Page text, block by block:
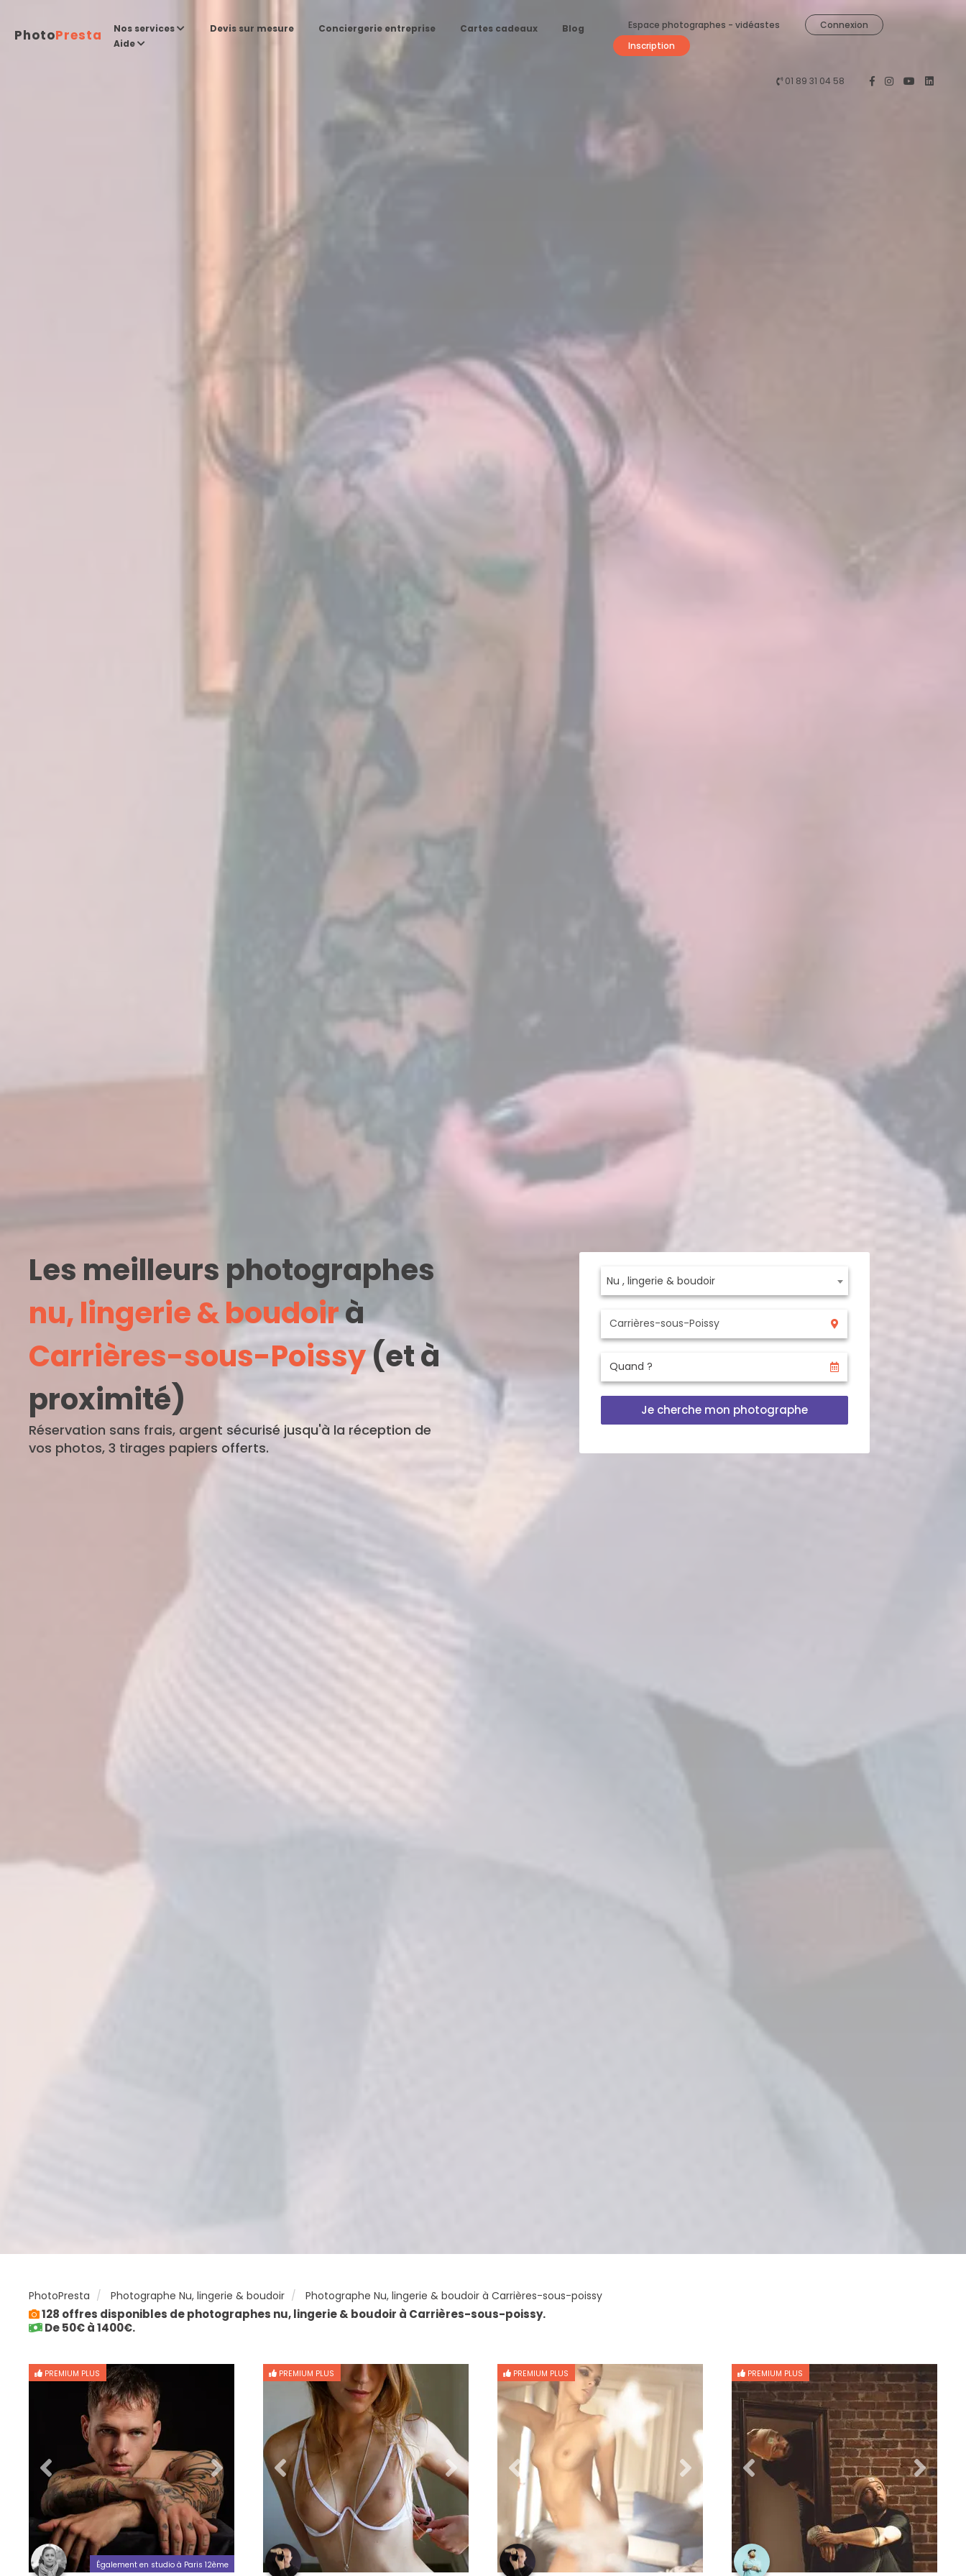
PhotoPresta Nos services Devis sur mesure Conciergerie entreprise Cartes cadeaux
Blog
Aide
Espace photographes - vidéastes
Connexion
Inscription
01 89 31 04 58
Les meilleurs photographes
nu, lingerie & boudoirà
Carrières-sous-Poissy(et à
proximité)
Réservation sans frais, argent sécurisé jusqu'à la réception de
vos photos, 3 tirages papiers offerts.
Nu , lingerie & boudoir
Je cherche mon photographe
PhotoPresta Photographe Nu, lingerie & boudoir Photographe Nu, lingerie & boudoir à Carrières-sous-poissy
128 offres disponibles de photographes nu, lingerie & boudoir à Carrières-sous-poissy.
De 50€ à 1400€.
PREMIUM PLUS
Également en studio à Paris 12ème
PREMIUM PLUS PREMIUM PLUS PREMIUM PLUS